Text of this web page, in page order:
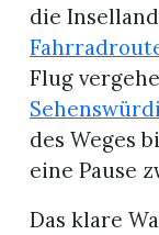
die
Flug
des Weges
eine Pause
Das klare